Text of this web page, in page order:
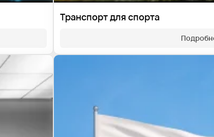
Транспорт для спорта